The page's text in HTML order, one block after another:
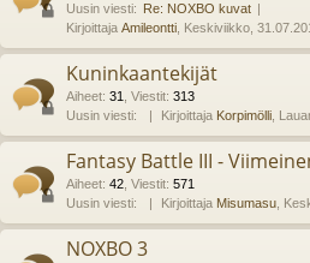
Uusin viesti: Re: NOXBO kuvat
Kirjoittaja Amileontti , Keskiviikko,
Kuninkaantekijät
Aiheet: 31 Viestit: 313
Uusin viesti:
Kirjoittaja Korpimölli ,
Fantasy Battle III -
Aiheet: 42 Viestit: 571
Uusin viesti:
Kirjoittaja Misumasu ,
NOXBO 3